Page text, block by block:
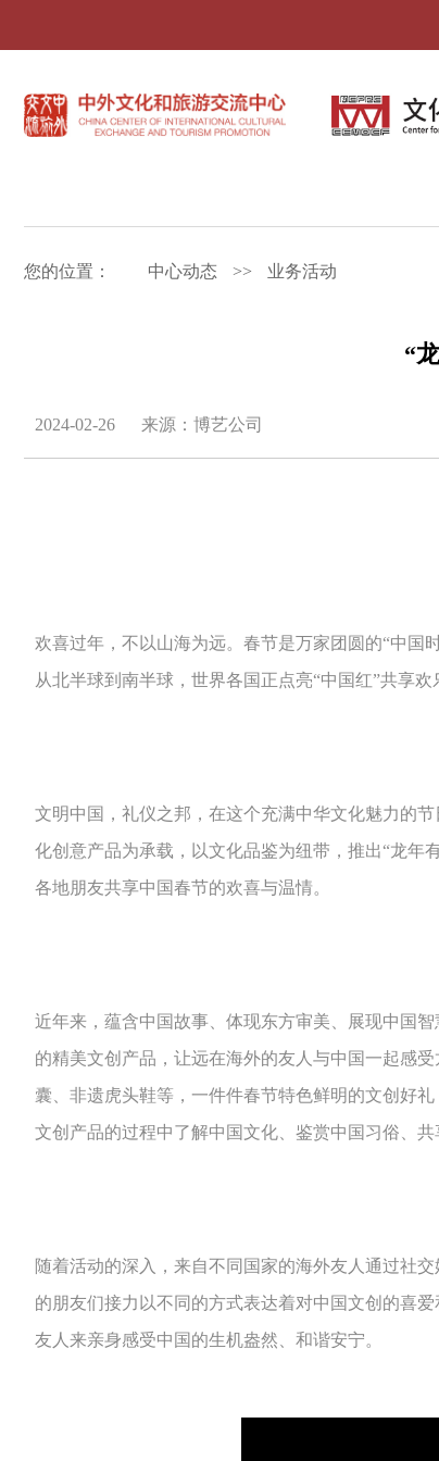
您的位置： 中心动态 >> 业务活动
“
2024-02-26 来源：博艺公司
欢喜过年，不以山海为远。春节是万家团圆的“中国
从北半球到南半球，世界各国正点亮“中国红”共享
文明中国，礼仪之邦，在这个充满中华文化魅力的
化创意产品为承载，以文化品鉴为纽带，推出“龙
各地朋友共享中国春节的欢喜与温情。
近年来，蕴含中国故事、体现东方审美、展现中国
的精美文创产品，让远在海外的友人与中国一起感
囊、非遗虎头鞋等，一件件春节特色鲜明的文创好
文创产品的过程中了解中国文化、鉴赏中国习俗、共
随着活动的深入，来自不同国家的海外友人通过社
的朋友们接力以不同的方式表达着对中国文创的喜
友人来亲身感受中国的生机盎然、和谐安宁。